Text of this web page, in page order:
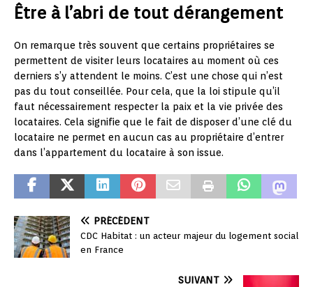
Être à l’abri de tout dérangement
On remarque très souvent que certains propriétaires se
permettent de visiter leurs locataires au moment où ces
derniers s’y attendent le moins. C’est une chose qui n’est
pas du tout conseillée. Pour cela, que la loi stipule qu’il
faut nécessairement respecter la paix et la vie privée des
locataires. Cela signifie que le fait de disposer d’une clé du
locataire ne permet en aucun cas au propriétaire d’entrer
dans l’appartement du locataire à son issue.
PRÉCÉDENT
CDC Habitat : un acteur majeur du logement social
en France
SUIVANT